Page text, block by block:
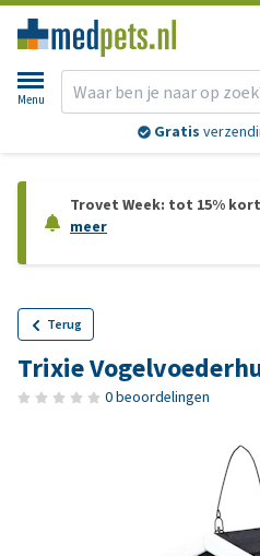
Menu
Gratis
Trovet Week: tot 15%
meer
Terug
Trixie
0 beoordelingen